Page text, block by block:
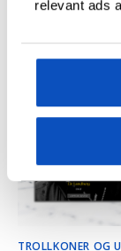
relevant ads
TROLLKONER OG